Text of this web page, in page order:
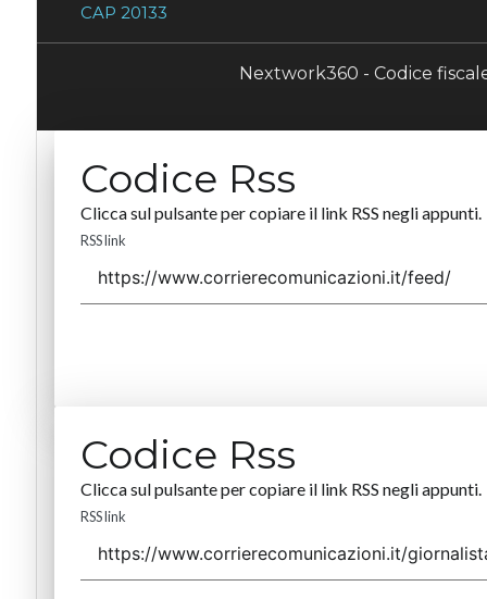
CAP 20133
Nextwork360 - Codice
Codice Rss
Clicca sul pulsante per copiare il link RSS negli appunti.
RSS link
Codice Rss
Clicca sul pulsante per copiare il link RSS negli appunti.
RSS link